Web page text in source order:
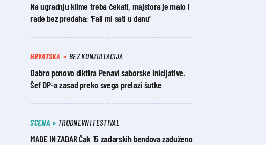
Na ugradnju klime treba čekati, majstora je malo i
rade bez predaha: ‘Fali mi sati u danu’
HRVATSKA BEZ KONZULTACIJA
Dabro ponovo diktira Penavi saborske inicijative.
Šef DP-a zasad preko svega prelazi šutke
SCENA TRODNEVNI FESTIVAL
MADE IN ZADAR Čak 15 zadarskih bendova zaduženo